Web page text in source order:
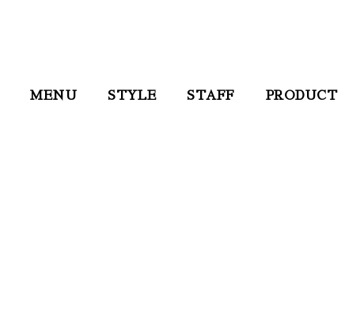
MENU STYLE STAFF PRODUCT